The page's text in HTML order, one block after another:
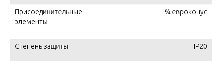
Присоединительные
элементы
¾ евроконус
Степень защиты IP20